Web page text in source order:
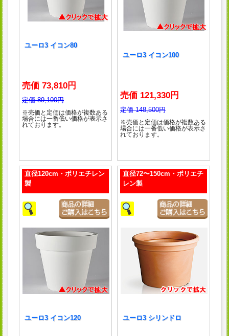
ユーロ3 イコン80
売価 73,810円
定価 89,100円
※売価と定価は価格が複数ある
場合には一番低い価格が表示さ
れております。
ユーロ3 イコン100
売価 121,330円
定価 148,500円
※売価と定価は価格が複数ある
場合には一番低い価格が表示さ
れております。
直径120cm・ポリエチレン
製
ユーロ3 イコン120
直径72〜150cm・ポリエチ
レン製
ユーロ3 シリンドロ